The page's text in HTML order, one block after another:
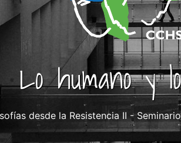
Lo humano y
desde la Resistencia II -